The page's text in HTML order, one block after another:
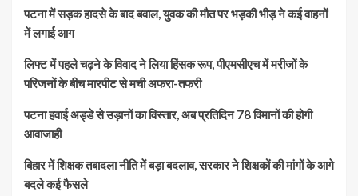
पटना में सड़क हादसे के बाद बवाल, युवक की मौत पर भड़की भीड़ ने कई वाहनों
में लगाई आग
लिफ्ट में पहले चढ़ने के विवाद ने लिया हिंसक रूप, पीएमसीएच में मरीजों के
परिजनों के बीच मारपीट से मची अफरा-तफरी
पटना हवाई अड्डे से उड़ानों का विस्तार, अब प्रतिदिन 78 विमानों की होगी
आवाजाही
बिहार में शिक्षक तबादला नीति में बड़ा बदलाव, सरकार ने शिक्षकों की मांगों के आगे
बदले कई फैसले